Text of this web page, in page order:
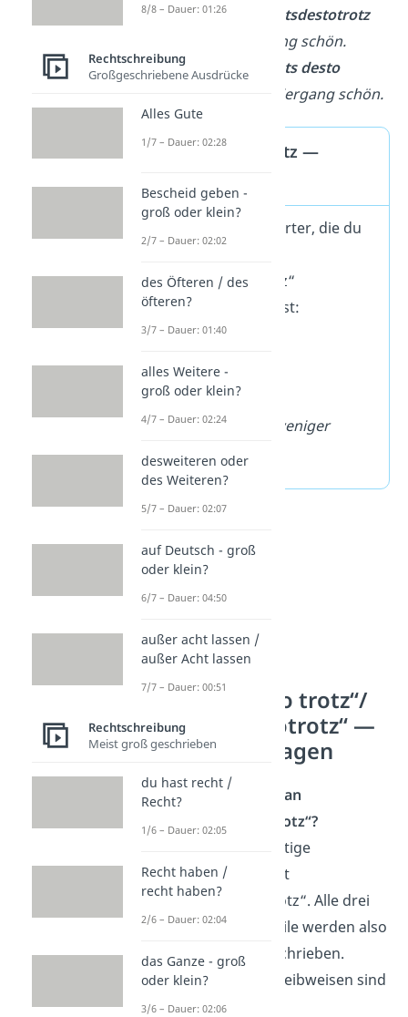
✓ Es war kalt,
nichtsdestotrotz
war der Spaziergang schön.
✗Es war kalt,
nichts desto
war der Spaziergang schön.
nichtsdestotrotz —
Es gibt einige Wörter, die du
„nichtsdestotrotz“
verwenden kannst:
trotz alledem
dennoch
nichtsdestoweniger
„nichts desto trotz“/
„nichtsdestotrotz“ —
häufigste Fragen
Wie schreibt man
„nichtsdestotrotz“?
Die einzige richtige
Schreibweise ist
„nichtsdestotrotz“. Alle drei
Wortbestandteile werden also
zusammengeschrieben.
Getrennte Schreibweisen sind
immer falsch.
8/8 – Dauer: 01:26
Rechtschreibung
Großgeschriebene Ausdrücke
Alles Gute
1/7 – Dauer: 02:28
Bescheid geben -
groß oder klein?
2/7 – Dauer: 02:02
des Öfteren / des
öfteren?
3/7 – Dauer: 01:40
alles Weitere -
groß oder klein?
4/7 – Dauer: 02:24
desweiteren oder
des Weiteren?
5/7 – Dauer: 02:07
auf Deutsch - groß
oder klein?
6/7 – Dauer: 04:50
außer acht lassen /
außer Acht lassen
7/7 – Dauer: 00:51
Rechtschreibung
Meist groß geschrieben
du hast recht /
Recht?
1/6 – Dauer: 02:05
Recht haben /
recht haben?
2/6 – Dauer: 02:04
das Ganze - groß
oder klein?
3/6 – Dauer: 02:06